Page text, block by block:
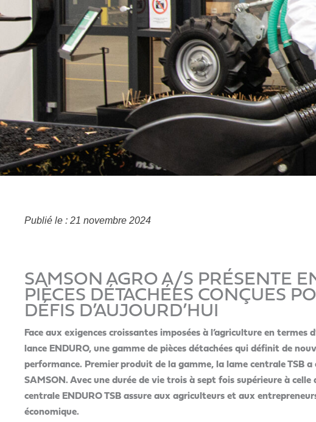
Publié le : 21 novembre 2024
SAMSON AGRO A/S PRÉSENTE
PIÈCES DÉTACHÉES CONÇUES
DÉFIS D’AUJOURD’HUI
Face aux exigences croissantes imposées à l’agriculture en
lance ENDURO, une gamme de pièces détachées qui définit de
performance. Premier produit de la gamme, la lame centrale TSB
SAMSON. Avec une durée de vie trois à sept fois supérieure à
centrale ENDURO TSB assure aux agriculteurs et aux
économique.